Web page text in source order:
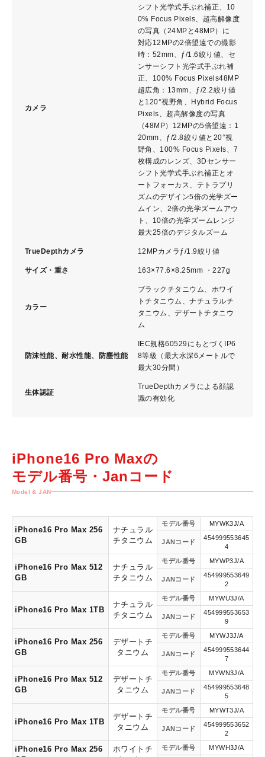
カメラ
シフト光学式手ぶれ補正、10
0% Focus Pixels、超高解像度
の写真（24MPと48MP）に
対 応12MPの2倍望遠での撮影
時：52mm、ƒ/1.6絞り値、セ
ンサーシフト光学式手ぶれ補
正、100% Focus Pixels48MP
超広角：13mm、ƒ/2.2絞り値
と120°視野角、Hybrid Focus
Pixels、超高解像度の写真
（ 4 8 M P ）12MPの5倍望遠：1
20mm、ƒ/2.8絞り値と20°視
野角、100% Focus Pixels、7
枚構成のレンズ、3Dセンサー
シフト光学式手ぶれ補正とオ
ートフォーカス、テトラプリ
ズムのデ ザ イ ン5倍の光学ズー
ムイン、2倍の光学ズームアウ
ト、10倍の光学ズームレ ン ジ
最大25倍のデジタルズーム
TrueDepthカメラ 12MPカメラƒ/1.9絞り値
サイズ・重さ 163×77.6×8.25mm ・227g
カラー
ブラックチタニウム、ホワイ
トチタニウム、ナチュラルチ
タニウム、デザートチタニウ
ム
防沫性能、耐水性能、防塵性能
IEC規格60529にもとづくIP6
8等級（最大水深6メートルで
最大3 0 分 間 ）
生体認証
TrueDepthカメラによる顔認
識の有 効 化
iPhone16 Pro Maxの
モデル番号・Janコード
Model & JAN
iPhone16 Pro Max 256
GB
ナチュラル
チタニウム
モデル番号 MYWK3J/A
JANコード
454999553645
4
iPhone16 Pro Max 512
GB
ナチュラル
チタニウム
モデル番号 MYWP3J/A
JANコード
454999553649
2
iPhone16 Pro Max 1TB
ナチュラル
チタニウム
モデル番号 MYWU3J/A
JANコード
454999553653
9
iPhone16 Pro Max 256
GB
デザートチ
タニウム
モデル番号 MYWJ3J/A
JANコード
454999553644
7
iPhone16 Pro Max 512
GB
デザートチ
タニウム
モデル番号 MYWN3J/A
JANコード
454999553648
5
iPhone16 Pro Max 1TB
デザートチ
タニウム
モデル番号 MYWT3J/A
JANコード
454999553652
2
iPhone16 Pro Max 256
ホワイトチ
モデル番号 MYWH3J/A